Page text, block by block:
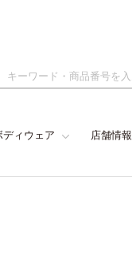
検
ディウェア 店舗情報